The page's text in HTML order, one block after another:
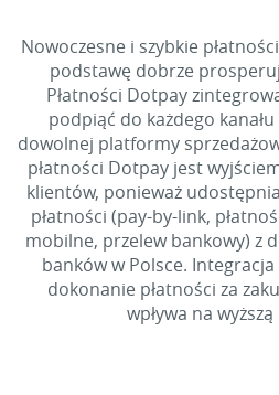
Nowoczesne i szybkie
podstawę dobrze
Płatności Dotpay
podpiąć do każdego
dowolnej platformy
płatności Dotpay jest
klientów, ponieważ
płatności (pay-by-link,
mobilne, przelew bankowy) z
banków w Polsce.
dokonanie płatności za
wpływa na